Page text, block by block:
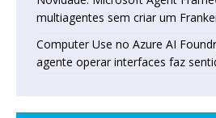
multiagentes sem criar um
Computer Use no Azure AI
agente operar interfaces faz